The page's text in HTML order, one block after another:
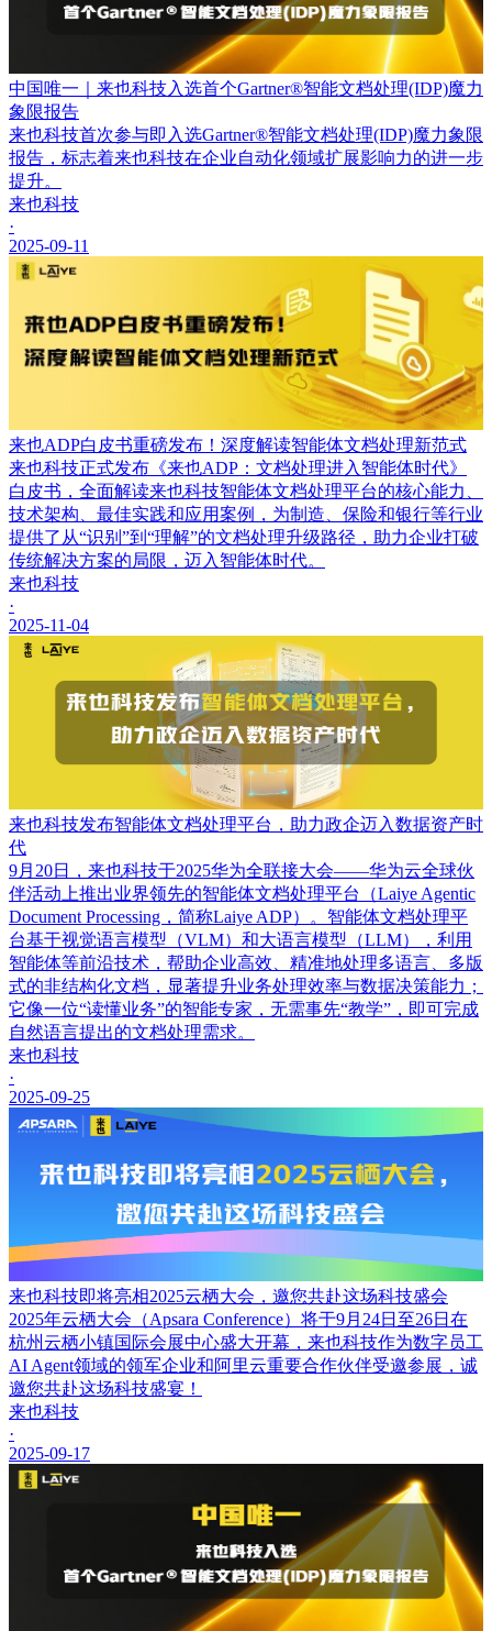
中国唯一｜来也科技入选首个Gartner®智能文档处理(IDP)魔力
象限报告
来也科技首次参与即入选Gartner®智能文档处理(IDP)魔力象限
报告，标志着来也科技在企业自动化领域扩展影响力的进一步
提升。
来也科技
·
2025-09-11
来也ADP白皮书重磅发布！深度解读智能体文档处理新范式
来也科技正式发布《来也ADP：文档处理进入智能体时代》
白皮书，全面解读来也科技智能体文档处理平台的核心能力、
技术架构、最佳实践和应用案例，为制造、保险和银行等行业
提供了从“识别”到“理解”的文档处理升级路径，助力企业打破
传统解决方案的局限，迈入智能体时代。
来也科技
·
2025-11-04
来也科技发布智能体文档处理平台，助力政企迈入数据资产时
代
9月20日，来也科技于2025华为全联接大会——华为云全球伙
伴活动上推出业界领先的智能体文档处理平台（Laiye Agentic
Document Processing，简称Laiye ADP）。智能体文档处理平
台基于视觉语言模型（VLM）和大语言模型（LLM），利用
智能体等前沿技术，帮助企业高效、精准地处理多语言、多版
式的非结构化文档，显著提升业务处理效率与数据决策能力；
它像一位“读懂业务”的智能专家，无需事先“教学”，即可完成
自然语言提出的文档处理需求。
来也科技
·
2025-09-25
来也科技即将亮相2025云栖大会，邀您共赴这场科技盛会
2025年云栖大会（Apsara Conference）将于9月24日至26日在
杭州云栖小镇国际会展中心盛大开幕，来也科技作为数字员工
AI Agent领域的领军企业和阿里云重要合作伙伴受邀参展，诚
邀您共赴这场科技盛宴！
来也科技
·
2025-09-17